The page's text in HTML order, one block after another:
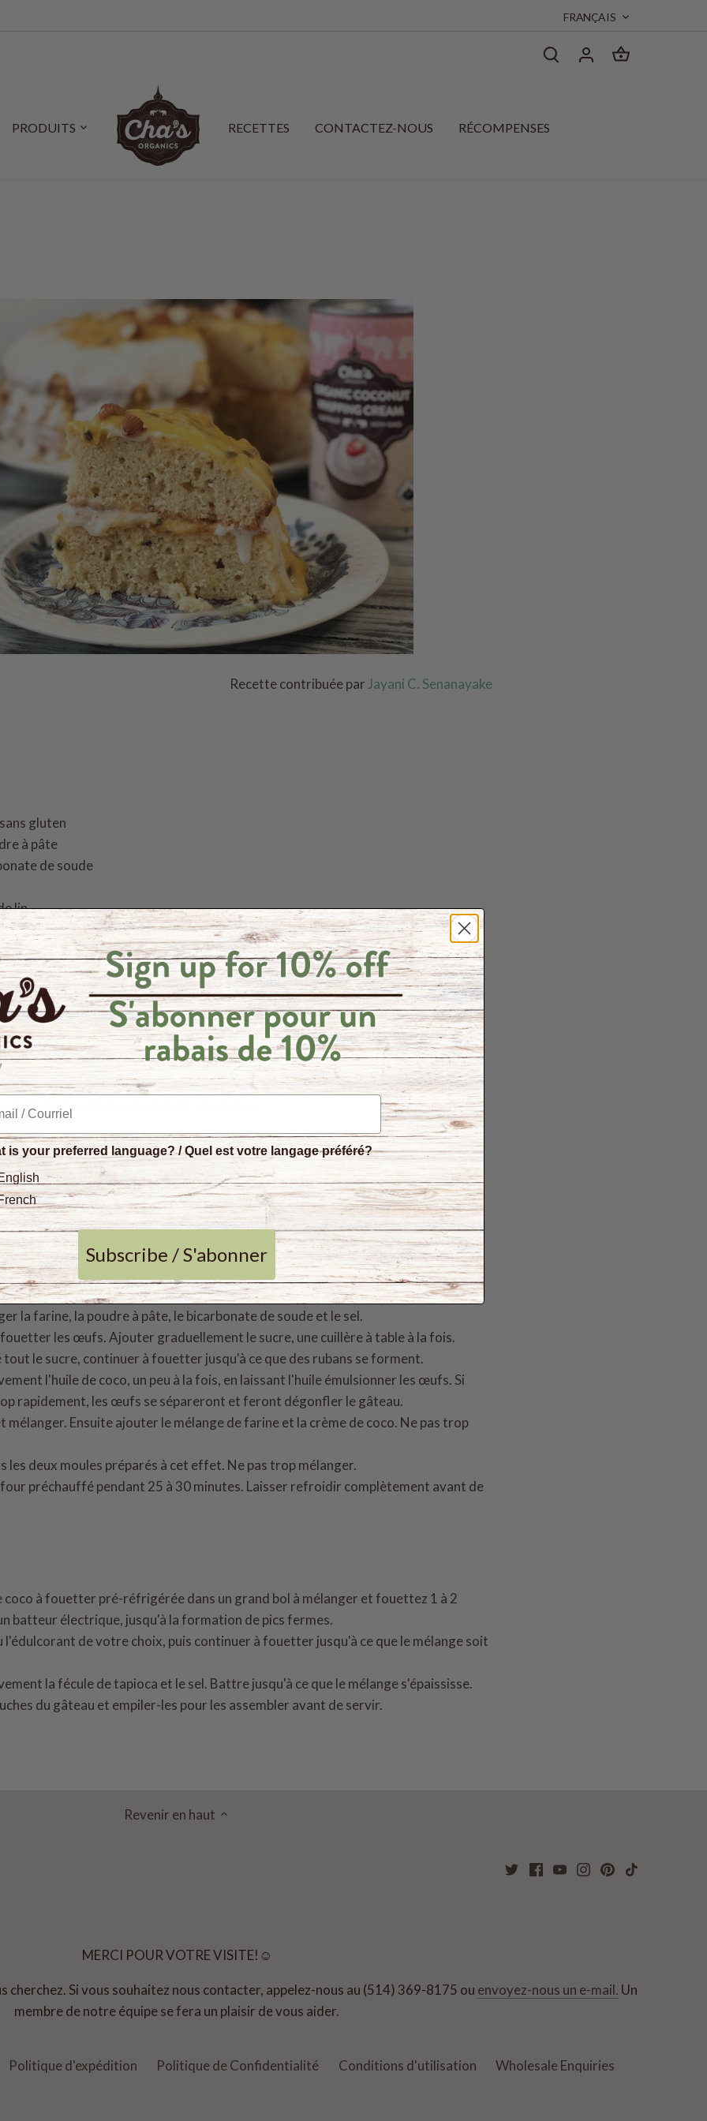
Langue
FRANÇAIS
PRODUITS RECETTES CONTACTEZ-NOUS RÉCOMPENSES
Recette contribuée par Jayani C. Senanayake
gluten
à pâte
de soude
lin
un édulcorant de votre choix
coco désodorisée, fondue
vanille
coco
d'ananas, égouttés et écrasés (réservez le jus pour le boire ou pour des
de coco à fouetter
de tapioca)
à 325°F.
moules à gâteaux ronds de 3 x 6 pouces.
la farine, la poudre à pâte, le bicarbonate de soude et le sel.
les œufs. Ajouter graduellement le sucre, une cuillère à table à la fois.
le sucre, continuer à fouetter jusqu'à ce que des rubans se forment.
l'huile de coco, un peu à la fois, en laissant l'huile émulsionner les œufs. Si
rapidement, les œufs se sépareront et feront dégonfler le gâteau.
mélanger. Ensuite ajouter le mélange de farine et la crème de coco. Ne pas trop
les deux moules préparés à cet effet. Ne pas trop mélanger.
four préchauffé pendant 25 à 30 minutes. Laisser refroidir complètement avant de
coco à fouetter pré-réfrigérée dans un grand bol à mélanger et fouettez 1 à 2
batteur électrique, jusqu'à la formation de pics fermes.
l'édulcorant de votre choix, puis continuer à fouetter jusqu'à ce que le mélange soit
la fécule de tapioca et le sel. Battre jusqu'à ce que le mélange s'épaississe.
du gâteau et empiler-les pour les assembler avant de servir.
Revenir en haut
MERCI POUR VOTRE VISITE!☺
cherchez. Si vous souhaitez nous contacter, appelez-nous au (514) 369-8175 ou envoyez-nous un e-mail. Un
membre de notre équipe se fera un plaisir de vous aider.
Politique d'expédition Politique de Confidentialité Conditions d'utilisation
Wholesale Enquiries
is your preferred language? / Quel est votre langage préféré?
Subscribe / S'abonner